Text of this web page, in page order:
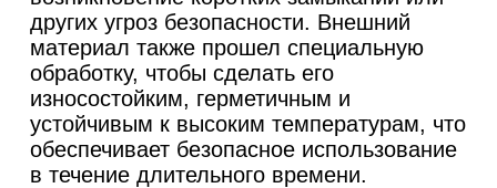
других угроз безопасности. Внешний
материал также прошел специальную
обработку, чтобы сделать его
износостойким, герметичным и
устойчивым к высоким температурам, что
обеспечивает безопасное использование
в течение длительного времени.